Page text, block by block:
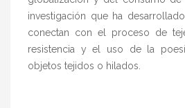
investigación que ha
conectan con el proceso de
resistencia y el uso de la
objetos tejidos o hilados.